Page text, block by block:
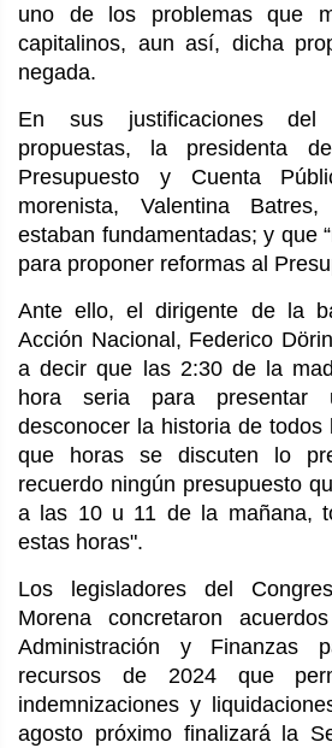
uno de los problemas que
capitalinos, aun así, dicha
negada.
En sus justificaciones
propuestas, la presidenta
Presupuesto y Cuenta
morenista, Valentina
estaban fundamentadas; y que
para proponer reformas al
Ante ello, el dirigente de la
Acción Nacional, Federico
a decir que las 2:30 de la
hora seria para presentar
desconocer la historia de todos
que horas se discuten lo
recuerdo ningún presupuesto
a las 10 u 11 de la mañana,
estas horas".
Los legisladores del
Morena concretaron
Administración y Finanzas
recursos de 2024 que
indemnizaciones y
agosto próximo finalizará la